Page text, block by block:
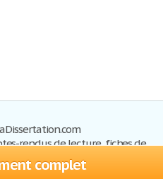
complet
rendus de lecture, fiches de
du BAC